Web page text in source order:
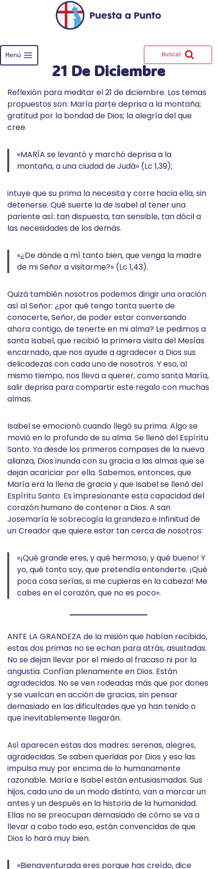
Menú Buscar
21 De Diciembre
Reflexión para meditar el 21 de diciembre. Los temas
propuestos son: ​María parte deprisa a la montaña;
gratitud por la bondad de Dios; la alegría del que
cree.
«MARÍA se levantó y marchó deprisa a la
montaña, a una ciudad de Judá» (Lc 1,39);
intuye que su prima la necesita y corre hacia ella, sin
detenerse. Qué suerte la de Isabel al tener una
pariente así: tan dispuesta, tan sensible, tan dócil a
las necesidades de los demás.
«¿De dónde a mí tanto bien, que venga la madre
de mi Señor a visitarme?» (Lc 1,43).
Quizá también nosotros podemos dirigir una oración
así al Señor: ¿por qué tengo tanta suerte de
conocerte, Señor, de poder estar conversando
ahora contigo, de tenerte en mi alma? Le pedimos a
santa Isabel, que recibió la primera visita del Mesías
encarnado, que nos ayude a agradecer a Dios sus
delicadezas con cada uno de nosotros. Y eso, al
mismo tiempo, nos lleva a querer, como santa María,
salir deprisa para compartir este regalo con muchas
almas.
Isabel se emocionó cuando llegó su prima. Algo se
movió en lo profundo de su alma. Se llenó del Espíritu
Santo. Ya desde los primeros compases de la nueva
alianza, Dios inunda con su gracia a las almas que se
dejan acariciar por ella. Sabemos, entonces, que
María era la llena de gracia y que Isabel se llenó del
Espíritu Santo. Es impresionante esta capacidad del
corazón humano de contener a Dios. A san
Josemaría le sobrecogía la grandeza e infinitud de
un Creador que quiere estar tan cerca de nosotros:
«¡Qué grande eres, y qué hermoso, y qué bueno! Y
yo, qué tonto soy, que pretendía entenderte. ¡Qué
poca cosa serías, si me cupieras en la cabeza! Me
cabes en el corazón, que no es poco».
ANTE LA GRANDEZA de la misión que habían recibido,
estas dos primas no se echan para atrás, asustadas.
No se dejan llevar por el miedo al fracaso ni por la
angustia. Confían plenamente en Dios. Están
agradecidas. No se ven rodeadas más que por dones
y se vuelcan en acción de gracias, sin pensar
demasiado en las dificultades que ya han tenido o
que inevitablemente llegarán.
Así aparecen estas dos madres: serenas, alegres,
agradecidas. Se saben queridas por Dios y eso las
impulsa muy por encima de lo humanamente
razonable. María e Isabel están entusiasmadas. Sus
hijos, cada uno de un modo distinto, van a marcar un
antes y un después en la historia de la humanidad.
Ellas no se preocupan demasiado de cómo se va a
llevar a cabo todo eso, están convencidas de que
Dios lo hará muy bien.
«Bienaventurada eres porque has creído, dice